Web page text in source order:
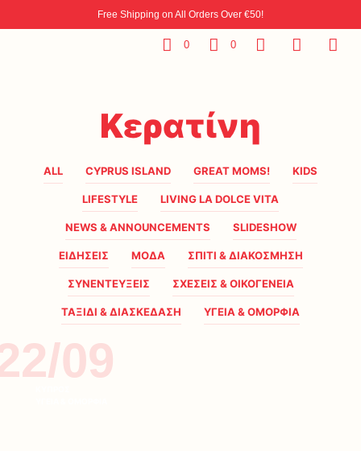
Free Shipping on All Orders Over €50!
0 0
Κερατίνη
ALL CYPRUS ISLAND GREAT MOMS! KIDS
LIFESTYLE LIVING LA DOLCE VITA
NEWS & ANNOUNCEMENTS SLIDESHOW
ΕΙΔΗΣΕΙΣ ΜΟΔΑ ΣΠΙΤΙ & ΔΙΑΚΟΣΜΗΣΗ
ΣΥΝΕΝΤΕΥΞΕΙΣ ΣΧΕΣΕΙΣ & ΟΙΚΟΓΕΝΕΙΑ
ΤΑΞΙΔΙ & ΔΙΑΣΚΕΔΑΣΗ ΥΓΕΙΑ & ΟΜΟΡΦΙΑ
09